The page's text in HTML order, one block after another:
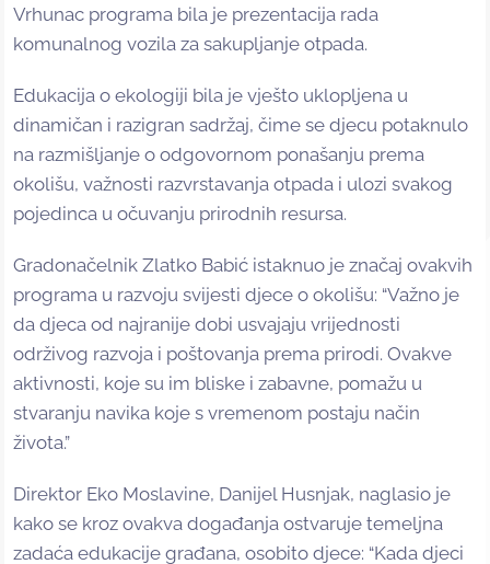
Vrhunac programa bila je prezentacija rada
komunalnog vozila za sakupljanje otpada.
Edukacija o ekologiji bila je vješto uklopljena u
dinamičan i razigran sadržaj, čime se djecu potaknulo
na razmišljanje o odgovornom ponašanju prema
okolišu, važnosti razvrstavanja otpada i ulozi svakog
pojedinca u očuvanju prirodnih resursa.
Gradonačelnik Zlatko Babić istaknuo je značaj ovakvih
programa u razvoju svijesti djece o okolišu: “Važno je
da djeca od najranije dobi usvajaju vrijednosti
održivog razvoja i poštovanja prema prirodi. Ovakve
aktivnosti, koje su im bliske i zabavne, pomažu u
stvaranju navika koje s vremenom postaju način
života.”
Direktor Eko Moslavine, Danijel Husnjak, naglasio je
kako se kroz ovakva događanja ostvaruje temeljna
zadaća edukacije građana, osobito djece: “Kada djeci